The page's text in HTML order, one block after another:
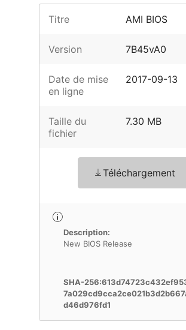
Titre AMI BIOS
Version 7B45vA0
Date de mise
en ligne
2017-09-13
Taille du
fichier
7.30 MB
Téléchargement
Description:
New BIOS Release
SHA-
d46d976fd1